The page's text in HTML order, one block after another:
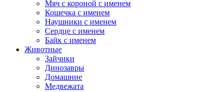
Мяч с короной с именем
Кошечка с именем
Наушники с именем
Сердце с именем
Байк с именем
Животные
Зайчики
Динозавры
Домашние
Медвежата